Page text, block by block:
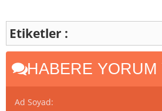
Etiketler :
HABERE YORUM
Ad Soyad: